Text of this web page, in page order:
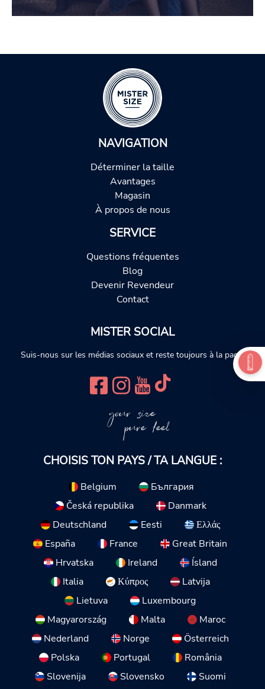
NAVIGATION
Déterminer la taille
Avantages
Magasin
À propos de nous
SERVICE
Questions fréquentes
Blog
Devenir Revendeur
Contact
MISTER SOCIAL
Suis-nous sur les médias sociaux et reste toujours à la page.
your size
pure feel
CHOISIS TON PAYS / TA LANGUE :
Belgium
България
Česká republika
Danmark
Deutschland
Eesti
Ελλάς
España
France
Great Britain
Hrvatska
Ireland
Ísland
Italia
Κύπρος
Latvija
Lietuva
Luxembourg
Magyarország
Malta
Maroc
Nederland
Norge
Österreich
Polska
Portugal
România
Slovenija
Slovensko Suomi